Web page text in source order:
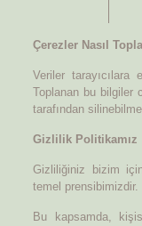
Çerezler Nasıl
Veriler tarayıcılara
Toplanan bu bilgiler
tarafından
Gizlilik Politikamız
Gizliliğiniz bizim
temel prensibimizdir.
Bu kapsamda,